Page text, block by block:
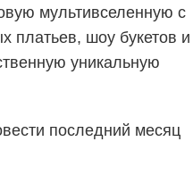
мультивселенную с
платьев, шоу букетов и
уникальную
последний месяц